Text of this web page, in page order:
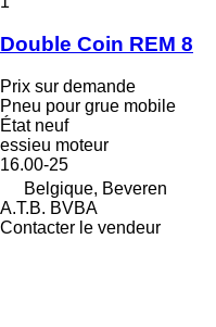
Double Coin REM 8
Prix sur demande
Pneu pour grue mobile
Étatneuf
essieu moteur
16.00-25
Belgique, Beveren
A.T.B. BVBA
Contacter le vendeur